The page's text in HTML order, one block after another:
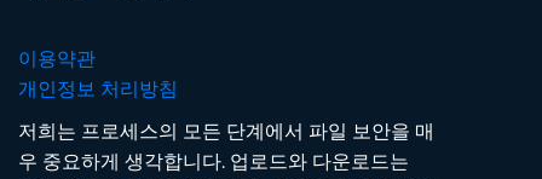
이용약관
개인정보 처리방침
저희는 프로세스의 모든 단계에서 파일 보안을 매
우 중요하게 생각합니다. 업로드와 다운로드는